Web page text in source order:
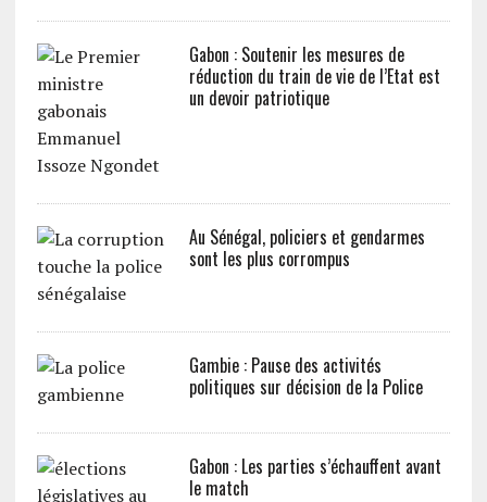
Gabon : Soutenir les mesures de
réduction du train de vie de l’Etat est
un devoir patriotique
Au Sénégal, policiers et gendarmes
sont les plus corrompus
Gambie : Pause des activités
politiques sur décision de la Police
Gabon : Les parties s’échauffent avant
le match